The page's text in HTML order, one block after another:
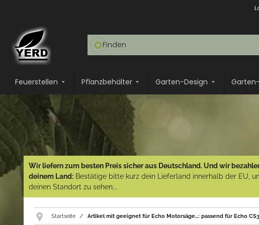
Feuerstellen Pflanzbehälter Garten-Design
Wir liefern zum besten Preis sicher aus Deutschland. Und wir
deinem Land: Bestätige bitte kurz dein Lieferland innerhalb der EU,
deinen Standort zu sehen...
Startseite Artikel mit geeignet für Echo Motorsäge...: passend für Echo